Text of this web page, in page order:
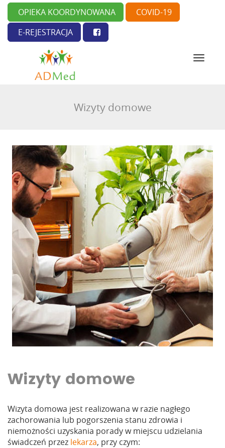
OPIEKA KOORDYNOWANA
COVID-19
E-REJESTRACJA
N
a
Wizyty domowe
Wizyty domowe
Wizyta domowa jest realizowana w razie nagłego
zachorowania lub pogorszenia stanu zdrowia i
niemożności uzyskania porady w miejscu udzielania
świadczeń przez lekarza, przy czym: